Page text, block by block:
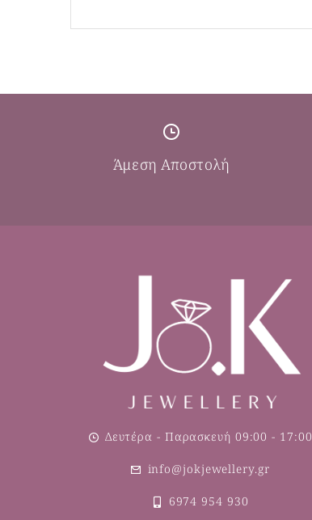
Άμεση Αποστολή
Δευτέρα - Παρασκευή 09:00 - 17:00
info@jokjewellery.gr
6974 954 930